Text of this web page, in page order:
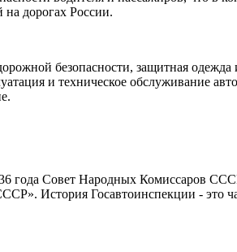
дорогах России.
безопасности, защитная одежда
и техническое обслуживание
года Совет Народных Комиссаров
История Госавтоинспекции - это